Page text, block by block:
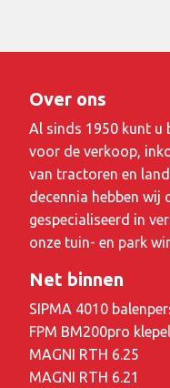
Over ons
Al sinds 1950 kunt
voor de verkoop,
van tractoren en
decennia hebben wij
gespecialiseerd in
onze tuin- en park
Net binnen
SIPMA 4010
FPM BM200pro
MAGNI RTH 6.25
MAGNI RTH 6.21